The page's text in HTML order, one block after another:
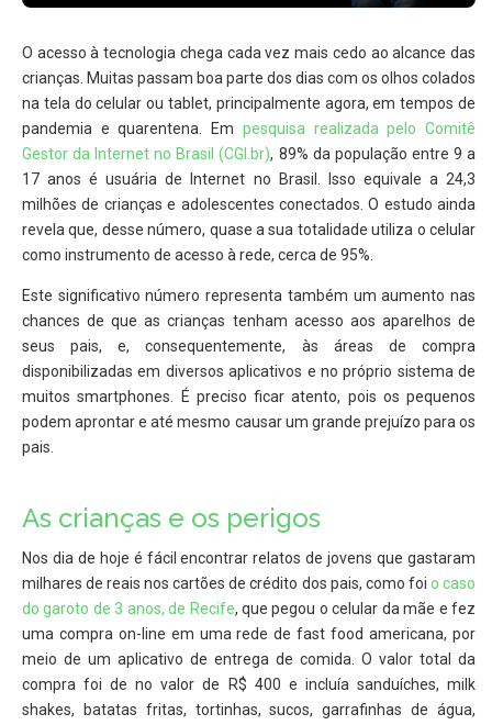
O acesso à tecnologia chega cada vez mais cedo ao alcance das
crianças. Muitas passam boa parte dos dias com os olhos colados
na tela do celular ou tablet, principalmente agora, em tempos de
pandemia e quarentena. Em pesquisa realizada pelo Comitê
Gestor da Internet no Brasil (CGI.br), 89% da população entre 9 a
17 anos é usuária de Internet no Brasil. Isso equivale a 24,3
milhões de crianças e adolescentes conectados. O estudo ainda
revela que, desse número, quase a sua totalidade utiliza o celular
como instrumento de acesso à rede, cerca de 95%.
Este significativo número representa também um aumento nas
chances de que as crianças tenham acesso aos aparelhos de
seus pais, e, consequentemente, às áreas de compra
disponibilizadas em diversos aplicativos e no próprio sistema de
muitos smartphones. É preciso ficar atento, pois os pequenos
podem aprontar e até mesmo causar um grande prejuízo para os
pais.
As crianças e os perigos
Nos dia de hoje é fácil encontrar relatos de jovens que gastaram
milhares de reais nos cartões de crédito dos pais, como foi o caso
do garoto de 3 anos, de Recife, que pegou o celular da mãe e fez
uma compra on-line em uma rede de fast food americana, por
meio de um aplicativo de entrega de comida. O valor total da
compra foi de no valor de R$ 400 e incluía sanduíches, milk
shakes, batatas fritas, tortinhas, sucos, garrafinhas de água,